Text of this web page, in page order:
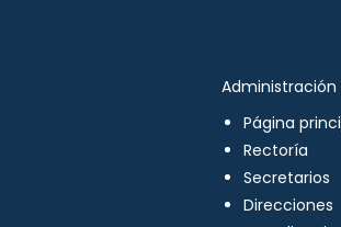
Administración
Página
Rectoría
Secretarios
Direcciones